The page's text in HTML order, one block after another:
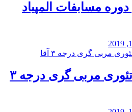
مسابفات المپیاد
کلاس تئوری مربی گری درجه ۳